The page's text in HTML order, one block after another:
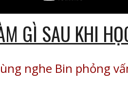
GÌ SAU KHI
nghe Bin phỏng